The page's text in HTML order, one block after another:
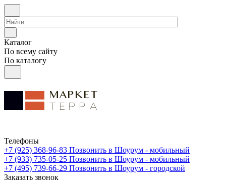
Каталог
По всему сайту
По каталогу
Телефоны
+7 (925) 368-96-83 Позвонить в Шоурум - мобильный
+7 (933) 735-05-25 Позвонить в Шоурум - мобильный
+7 (495) 739-66-29 Позвонить в Шоурум - городской
Заказать звонок